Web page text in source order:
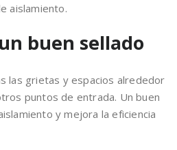
aislamiento.
buen sellado
las grietas y espacios alrededor
puntos de entrada. Un buen
y mejora la eficiencia